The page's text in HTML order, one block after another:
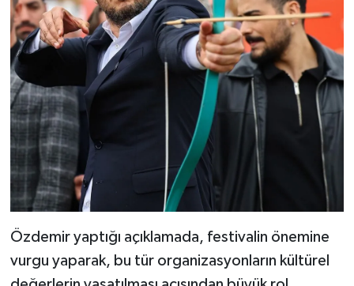
Özdemir yaptığı açıklamada, festivalin önemine
vurgu yaparak, bu tür organizasyonların kültürel